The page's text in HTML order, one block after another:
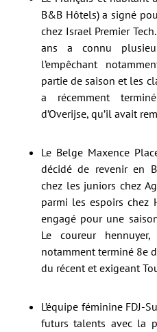
B&B Hôtels) a signé
chez Israel Premier
ans a connu
l’empêchant
partie de saison et les
a récemment
d’Overijse, qu’il avait
Le Belge Maxence
décidé de revenir en
chez les juniors chez
parmi les espoirs chez
engagé pour une
Le coureur
notamment terminé 8e
du récent et exigeant
L’équipe féminine FDJ-
futurs talents avec la